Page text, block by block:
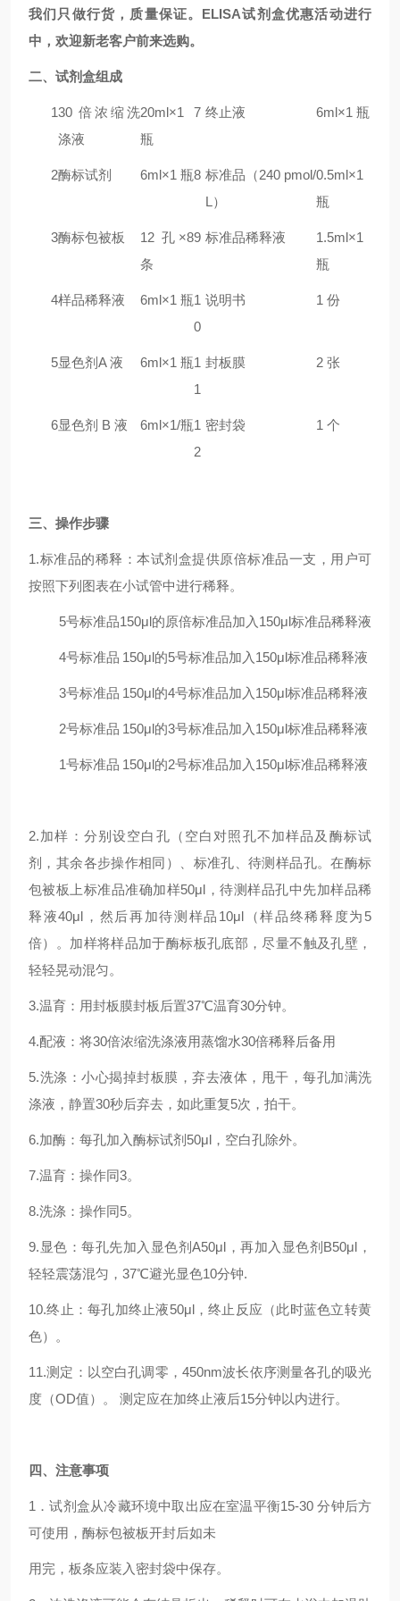
我们只做行货，质量保证。ELISA试剂盒优惠活动进行
中，欢迎新老客户前来选购。
二、试剂盒组成
130 倍浓缩洗
涤液
20ml×1
瓶
7 终止液 6ml×1 瓶
2酶标试剂 6ml×1 瓶8 标准品（240 pmol/
L）
0.5ml×1
瓶
3酶标包被板
12 孔×8
条
9 标准品稀释液
1.5ml×1
瓶
4样品稀释液 6ml×1 瓶1
0
说明书 1 份
5显色剂A 液 6ml×1 瓶1
1
封板膜 2 张
6显色剂 B 液 6ml×1/瓶1
2
密封袋 1 个
三、操作步骤
1.标准品的稀释：本试剂盒提供原倍标准品一支，用户可
按照下列图表在小试管中进行稀释。
5号标准品150μl的原倍标准品加入150μl标准品稀释液
4号标准品 150μl的5号标准品加入150μl标准品稀释液
3号标准品 150μl的4号标准品加入150μl标准品稀释液
2号标准品 150μl的3号标准品加入150μl标准品稀释液
1号标准品 150μl的2号标准品加入150μl标准品稀释液
2.加样：分别设空白孔（空白对照孔不加样品及酶标试
剂，其余各步操作相同）、标准孔、待测样品孔。在酶标
包被板上标准品准确加样50μl，待测样品孔中先加样品稀
释液40μl，然后再加待测样品10μl（样品终稀释度为5
倍）。加样将样品加于酶标板孔底部，尽量不触及孔壁，
轻轻晃动混匀。
3.温育：用封板膜封板后置37℃温育30分钟。
4.配液：将30倍浓缩洗涤液用蒸馏水30倍稀释后备用
5.洗涤：小心揭掉封板膜，弃去液体，甩干，每孔加满洗
涤液，静置30秒后弃去，如此重复5次，拍干。
6.加酶：每孔加入酶标试剂50μl，空白孔除外。
7.温育：操作同3。
8.洗涤：操作同5。
9.显色：每孔先加入显色剂A50μl，再加入显色剂B50μl，
轻轻震荡混匀，37℃避光显色10分钟.
10.终止：每孔加终止液50μl，终止反应（此时蓝色立转黄
色）。
11.测定：以空白孔调零，450nm波长依序测量各孔的吸光
度（OD值）。 测定应在加终止液后15分钟以内进行。
四、注意事项
1．试剂盒从冷藏环境中取出应在室温平衡15-30 分钟后方
可使用，酶标包被板开封后如未
用完，板条应装入密封袋中保存。